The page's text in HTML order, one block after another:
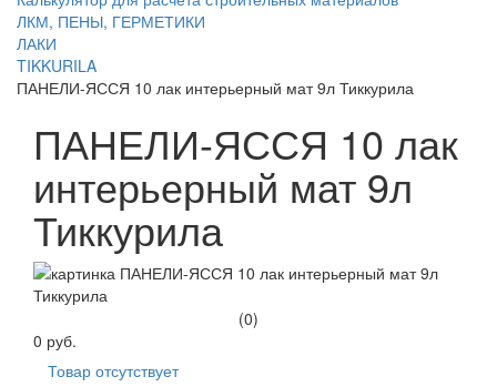
ЛКМ, ПЕНЫ, ГЕРМЕТИКИ
ЛАКИ
TIKKURILA
ПАНЕЛИ-ЯССЯ 10 лак интерьерный мат 9л Тиккурила
ПАНЕЛИ-ЯССЯ 10 лак
интерьерный мат 9л
Тиккурила
(0)
0 руб.
Товар отсутствует